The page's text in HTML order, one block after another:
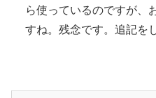
ら使っているのですが、
すね。残念です。追記を